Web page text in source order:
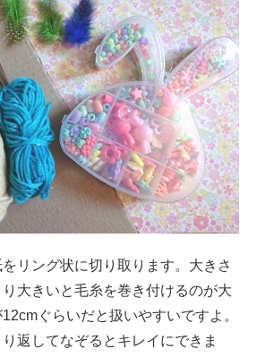
リング状に切り取ります。大きさ
大きいと毛糸を巻き付けるのが大
ぐらいだと扱いやすいですよ。
返してなぞるとキレイにできま